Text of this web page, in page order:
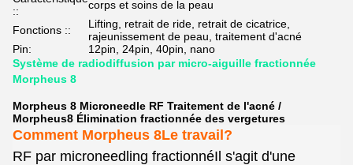
::
corps et soins de la peau
Fonctions ::
Lifting, retrait de ride, retrait de cicatrice,
rajeunissement de peau, traitement d'acné
Pin:
12pin, 24pin, 40pin, nano
Système de radiodiffusion par micro-aiguille fractionnée
Morpheus 8
Morpheus 8 Microneedle RF Traitement de l'acné /
Morpheus8 Élimination fractionnée des vergetures
Comment Morpheus 8Le travail?
RF par microneedling fractionnéIl s'agit d'une